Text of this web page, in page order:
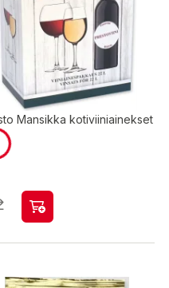
Mansikka kotiviiniainekset